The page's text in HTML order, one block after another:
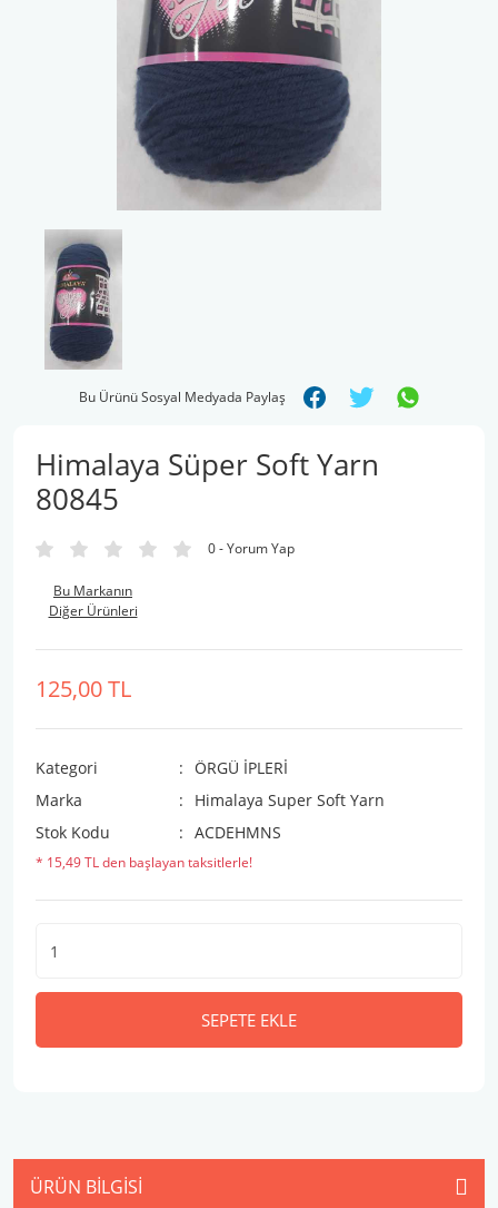
Bu Ürünü Sosyal Medyada Paylaş
Himalaya Süper Soft Yarn
80845
0 - Yorum Yap
Bu Markanın
Diğer Ürünleri
125,00 TL
Kategori
ÖRGÜ İPLERİ
Marka
Himalaya Super Soft Yarn
Stok Kodu
ACDEHMNS
* 15,49 TL den başlayan taksitlerle!
SEPETE EKLE
ÜRÜN BILGISI